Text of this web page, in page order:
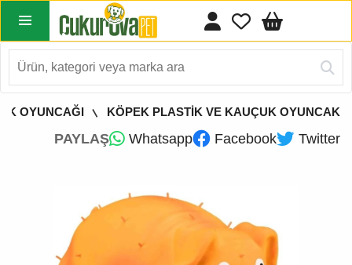
OYUNCAĞI KÖPEK PLASTİK VE KAUÇUK OYUNCAK
PAYLAŞ Whatsapp Facebook Twitter